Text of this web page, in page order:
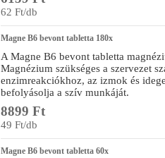
62 Ft/db
Magne B6 bevont tabletta 180x
A Magne B6 bevont tabletta
Magnézium szükséges a szervezet
enzimreakciókhoz, az izmok és
befolyásolja a szív munkáját.
8899 Ft
49 Ft/db
Magne B6 bevont tabletta 60x